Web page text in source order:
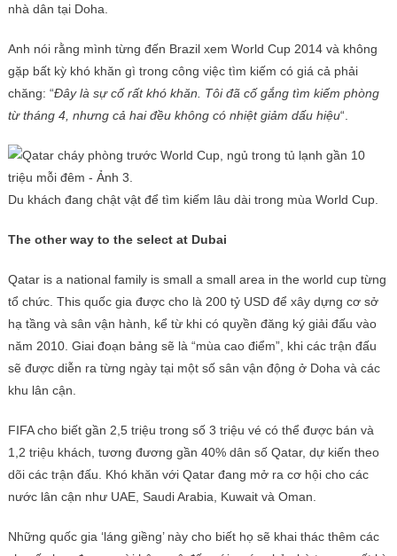
nhà dân tại Doha.
Anh nói rằng mình từng đến Brazil xem World Cup 2014 và không
gặp bất kỳ khó khăn gì trong công việc tìm kiếm có giá cả phải
chăng: “Đây là sự cố rất khó khăn. Tôi đã cố gắng tìm kiếm phòng
từ tháng 4, nhưng cả hai đều không có nhiệt giảm dấu hiệu“.
Du khách đang chật vật để tìm kiếm lâu dài trong mùa World Cup.
The other way to the select at Dubai
Qatar is a national family is small a small area in the world cup từng
tổ chức. This quốc gia được cho là 200 tỷ USD để xây dựng cơ sở
hạ tầng và sân vận hành, kể từ khi có quyền đăng ký giải đấu vào
năm 2010. Giai đoạn bảng sẽ là “mùa cao điểm”, khi các trận đấu
sẽ được diễn ra từng ngày tại một số sân vận động ở Doha và các
khu lân cận.
FIFA cho biết gần 2,5 triệu trong số 3 triệu vé có thể được bán và
1,2 triệu khách, tương đương gần 40% dân số Qatar, dự kiến ​​theo
dõi các trận đấu. Khó khăn với Qatar đang mở ra cơ hội cho các
nước lân cận như UAE, Saudi Arabia, Kuwait và Oman.
Những quốc gia ‘láng giềng’ này cho biết họ sẽ khai thác thêm các